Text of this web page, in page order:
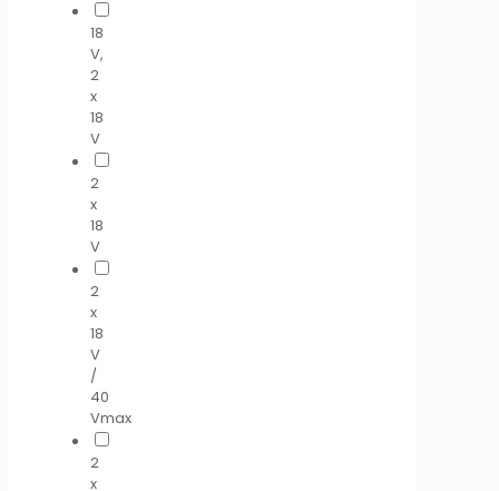
18
V,
2
x
18
V
2
x
18
V
2
x
18
V
/
40
Vmax
2
x